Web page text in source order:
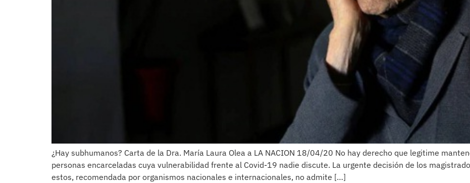
¿Hay subhumanos? Carta de la Dra. María Laura Olea a LA NACION 18/04/20 No hay derecho que legitime
personas encarceladas cuya vulnerabilidad frente al Covid-19 nadie discute. La urgente decisión de los
estos, recomendada por organismos nacionales e internacionales, no admite […]